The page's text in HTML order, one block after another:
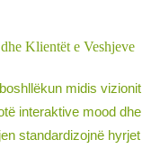
Klientët e Veshjeve
midis vizionit
interaktive mood dhe
standardizojnë hyrjet